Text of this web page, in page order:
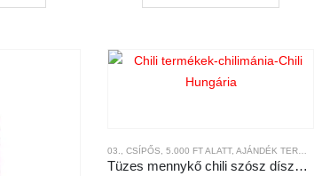
SZÓSZOK ÉS KRÉMEK, CHILI TERMÉKEK ,CSÍPŐSSÉGI-SKÁLA,
03., CSÍPŐS ,5.000 FT ALATT,AJÁNDÉK TERMÉKEK
Tüzes mennykő chili szósz díszdobozban – Chili Hungária